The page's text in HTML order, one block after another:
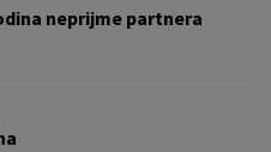
neprijme partnera